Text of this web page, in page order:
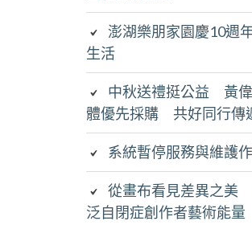
澎湖樂朋家園慶10週
生活
中秋送禮挺公益 黃
體優先採購 共好同行傳
系統暫停服務與維護
從畫布看見差異之美
泛自閉症創作者藝術能量